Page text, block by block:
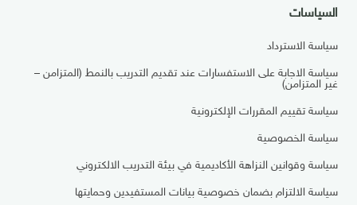
السياسات
سياسة الاسترداد
سياسة الاجابة على الاستفسارات عند تقديم التدريب بالنمط (المتزامن –
غير المتزامن)
سياسة تقييم المقررات الإلكترونية
سياسة الخصوصية
سياسة وقوانين النزاهة الأكاديمية في بيئة التدريب الالكتروني
سياسة الالتزام بضمان خصوصية بيانات المستفيدين وحمايتها